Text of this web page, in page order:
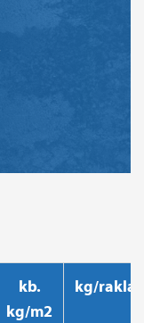
kb.
kg/m2
kg/